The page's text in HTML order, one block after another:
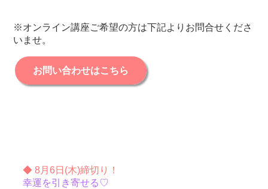
※オンライン講座ご希望の方は下記よりお問合せくださ
いませ。
お問い合わせはこちら
◆ 8月6日(木)締切り！
幸運を引き寄せる♡